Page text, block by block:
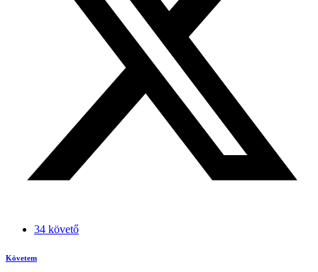
34 követő
Követem